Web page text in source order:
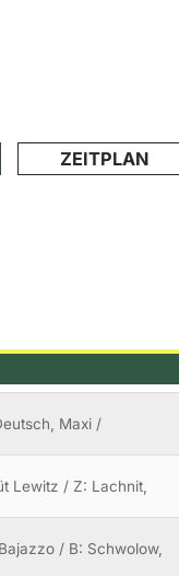
ZEITPLAN
Maxi /
Lewitz / Z: Lachnit,
/ B: Schwolow,